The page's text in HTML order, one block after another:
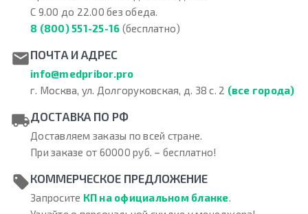
С 9.00 до 22.00 без обеда.
8 (800) 551-25-16 (бесплатно)
ПОЧТА И АДРЕС
info@medpribor.pro
г. Москва, ул. Долгоруковская, д. 38 с. 2 (все города)
ДОСТАВКА ПО РФ
Доставляем заказы по всей стране.
При заказе от 60000 руб. – бесплатно!
КОММЕРЧЕСКОЕ ПРЕДЛОЖЕНИЕ
Запросите КП на официальном бланке